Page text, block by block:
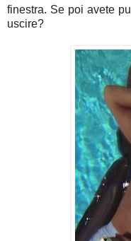
finestra. Se poi avete
uscire?